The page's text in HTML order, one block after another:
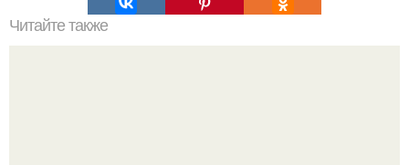
Читайте также